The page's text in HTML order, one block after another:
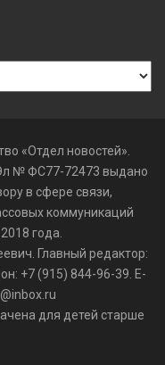
«Отдел новостей».
№ ФС77-72473 выдано
в сфере связи,
коммуникаций
года.
Главный редактор:
+7 (915) 844-96-39. E-
для детей старше